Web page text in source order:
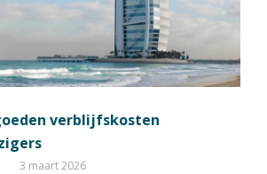
verblijfskosten
3 maart 2026